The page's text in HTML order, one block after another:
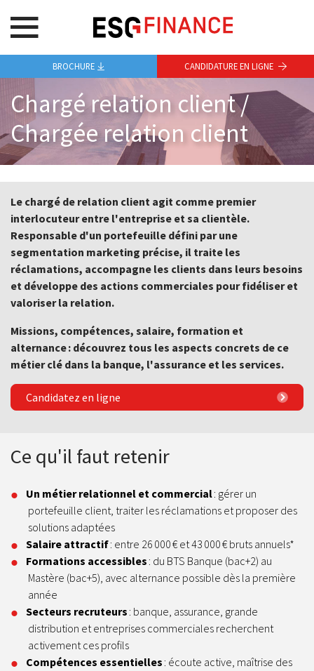
Chargé relation client /
Chargée relation client
Le chargé de relation client agit comme premier
interlocuteur entre l'entreprise et sa clientèle.
Responsable d'un portefeuille défini par une
segmentation marketing précise, il traite les
réclamations, accompagne les clients dans leurs besoins
et développe des actions commerciales pour fidéliser et
valoriser la relation.
Missions, compétences, salaire, formation et
alternance : découvrez tous les aspects concrets de ce
métier clé dans la banque, l'assurance et les services.
Candidatez en ligne
Ce qu'il faut retenir
Un métier relationnel et commercial: gérer un
portefeuille client, traiter les réclamations et proposer des
solutions adaptées
Salaire attractif: entre 26 000 € et 43 000 € bruts annuels*
Formations accessibles : du BTS Banque (bac+2) au
Mastère (bac+5), avec alternance possible dès la première
année
Secteurs recruteurs : banque, assurance, grande
distribution et entreprises commerciales recherchent
activement ces profils
Compétences essentielles : écoute active, maîtrise des
BROCHURE CANDIDATURE EN LIGNE